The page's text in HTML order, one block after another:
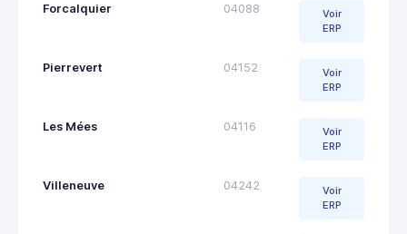
Forcalquier 04088
Voir
ERP
Pierrevert 04152
Voir
ERP
Les Mées 04116
Voir
ERP
Villeneuve 04242
Voir
ERP